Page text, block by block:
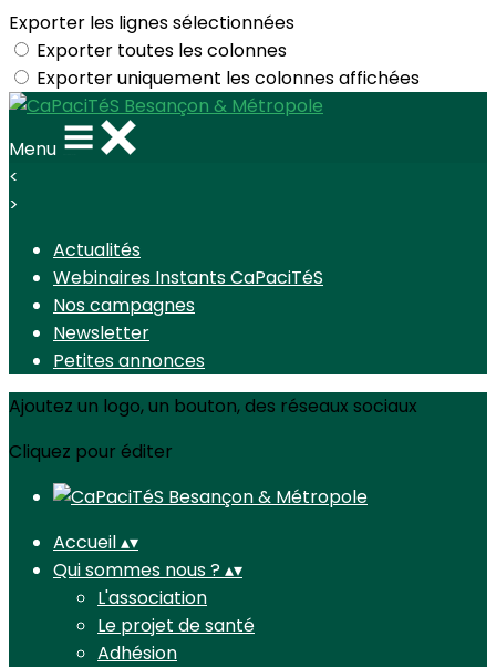
Exporter les lignes sélectionnées
Exporter toutes les colonnes
Exporter uniquement les colonnes affichées
Menu
<
>
Actualités
Webinaires Instants CaPaciTéS
Nos campagnes
Newsletter
Petites annonces
Ajoutez un logo, un bouton, des réseaux sociaux
Cliquez pour éditer
Accueil▴▾
Qui sommes nous ?▴▾
L'association
Le projet de santé
Adhésion